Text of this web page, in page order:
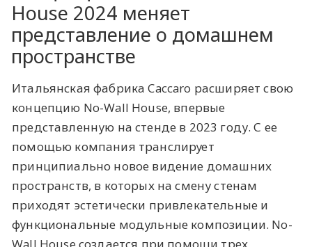
House 2024 меняет
представление о домашнем
пространстве
Итальянская фабрика Caccaro расширяет свою
концепцию No-Wall House, впервые
представленную на стенде в 2023 году. С ее
помощью компания транслирует
принципиально новое видение домашних
пространств, в которых на смену стенам
приходят эстетически привлекательные и
функциональные модульные композиции. No-